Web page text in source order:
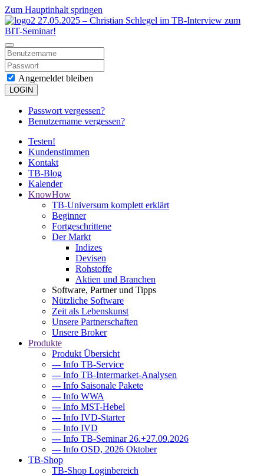
Zum Hauptinhalt springen
Angemeldet bleiben
LOGIN
Passwort vergessen?
Benutzername vergessen?
Testen!
Kundenstimmen
Kontakt
TB-Blog
Kalender
KnowHow
TB-Universum komplett erklärt
Beginner
Fortgeschrittene
Der Markt
Indizes
Devisen
Rohstoffe
Aktien und Branchen
Software, Partner und Tipps
Nützliche Software
Zeit als Lebenskunst
Unsere Partnerschaften
Unsere Broker
Produkte
Produkt Übersicht
--- Info TB-Service
--- Info TB-Intermarket-Analysen
--- Info Saisonale Pakete
--- Info WWA
--- Info MST-Hebel
--- Info IVD-Starter
--- Info IVD
--- Info TB-Seminar 26.+27.09.2026
--- Info OSD, 2026 Oktober
TB-Shop
TB-Shop Loginbereich